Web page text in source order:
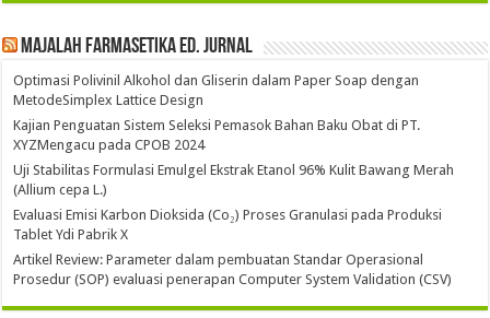
Majalah Farmasetika Ed. Jurnal
Optimasi Polivinil Alkohol dan Gliserin dalam Paper Soap dengan
MetodeSimplex Lattice Design
Kajian Penguatan Sistem Seleksi Pemasok Bahan Baku Obat di PT.
XYZMengacu pada CPOB 2024
Uji Stabilitas Formulasi Emulgel Ekstrak Etanol 96% Kulit Bawang Merah
(Allium cepa L.)
Evaluasi Emisi Karbon Dioksida (Co₂) Proses Granulasi pada Produksi
Tablet Ydi Pabrik X
Artikel Review: Parameter dalam pembuatan Standar Operasional
Prosedur (SOP) evaluasi penerapan Computer System Validation (CSV)